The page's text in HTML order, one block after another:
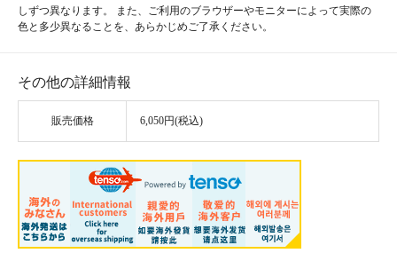
しずつ異なります。 また、ご利用のブラウザーやモニターによって実際の
色と多少異なることを、あらかじめご了承ください。
その他の詳細情報
販売価格 6,050円(税込)